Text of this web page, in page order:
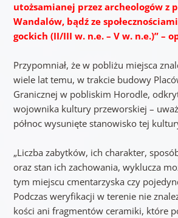
utożsamianej przez archeologów z
Wandalów, bądź ze
gockich (II/III w. n.e. – V w. n.e.)” –
Przypomniał, że w pobliżu miejsca
wiele lat temu, w trakcie budowy
Granicznej w pobliskim Horodle,
wojownika kultury przeworskiej –
północ wysunięte stanowisko tej
„Liczba zabytków, ich charakter,
oraz stan ich zachowania, wyklucza
tym miejscu cmentarzyska czy
Podczas weryfikacji w terenie nie
kości ani fragmentów ceramiki, które